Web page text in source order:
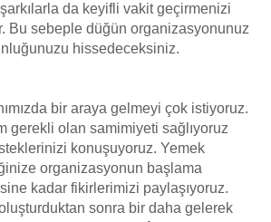
da keyifli vakit geçirmenizi
Bu sebeple düğün organizasyonunuz
hissedeceksiniz.
bir araya gelmeyi çok istiyoruz.
gerekli olan samimiyeti sağlıyoruz
konuşuyoruz. Yemek
organizasyonun başlama
kadar fikirlerimizi paylaşıyoruz.
sonra bir daha gelerek